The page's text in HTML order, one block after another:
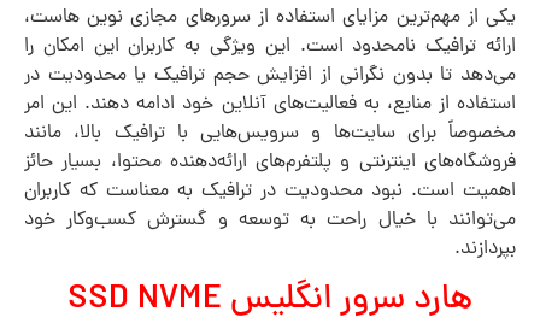
یکی از مهم‌ترین مزایای استفاده از سرورهای مجازی نوین هاست،
ارائه ترافیک نامحدود است. این ویژگی به کاربران این امکان را
می‌دهد تا بدون نگرانی از افزایش حجم ترافیک یا محدودیت در
استفاده از منابع، به فعالیت‌های آنلاین خود ادامه دهند. این امر
مخصوصاً برای سایت‌ها و سرویس‌هایی با ترافیک بالا، مانند
فروشگاه‌های اینترنتی و پلتفرم‌های ارائه‌دهنده محتوا، بسیار حائز
اهمیت است. نبود محدودیت در ترافیک به معناست که کاربران
می‌توانند با خیال راحت به توسعه و گسترش کسب‌وکار خود
بپردازند.
هارد سرور انگلیس SSD NVME